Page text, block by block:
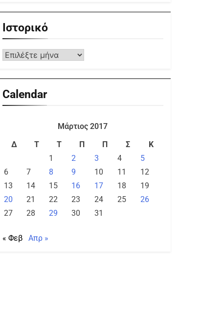
Ιστορικό
Calendar
Μάρτιος 2017
Δ
Τ Τ Π Π Σ
Κ
1
2 3 4
5
6
7 8 9 10 11
12
13
14 15 16 17 18
19
20
21 22 23 24 25
26
27
28 29 30 31
« Φεβ Απρ »